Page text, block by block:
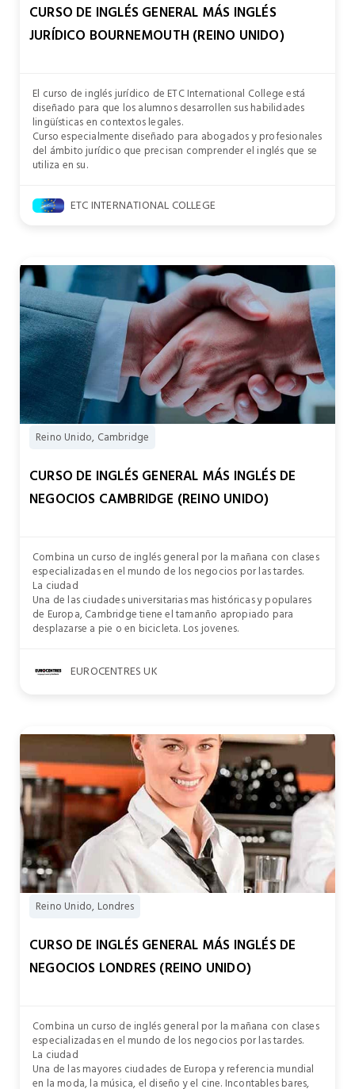
CURSO DE INGLÉS GENERAL MÁS INGLÉS
JURÍDICO BOURNEMOUTH (REINO UNIDO)
El curso de inglés jurídico de ETC International College está
diseñado para que los alumnos desarrollen sus habilidades
lingüísticas en contextos legales.
Curso especialmente diseñado para abogados y profesionales
del ámbito jurídico que precisan comprender el inglés que se
utiliza en su.
ETC INTERNATIONAL COLLEGE
Reino Unido, Cambridge
CURSO DE INGLÉS GENERAL MÁS INGLÉS DE
NEGOCIOS CAMBRIDGE (REINO UNIDO)
Combina un curso de inglés general por la mañana con clases
especializadas en el mundo de los negocios por las tardes.
La ciudad
Una de las ciudades universitarias mas históricas y populares
de Europa, Cambridge tiene el tamanño apropiado para
desplazarse a pie o en bicicleta. Los jovenes.
EUROCENTRES UK
Reino Unido, Londres
CURSO DE INGLÉS GENERAL MÁS INGLÉS DE
NEGOCIOS LONDRES (REINO UNIDO)
Combina un curso de inglés general por la mañana con clases
especializadas en el mundo de los negocios por las tardes.
La ciudad
Una de las mayores ciudades de Europa y referencia mundial
en la moda, la música, el diseño y el cine. Incontables bares,